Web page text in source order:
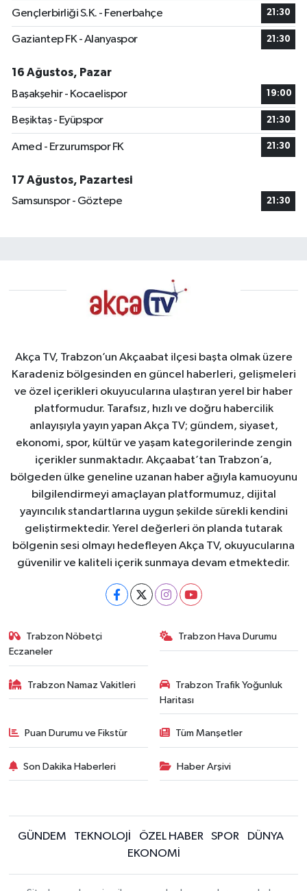
Gençlerbirliği S.K. - Fenerbahçe 21:30
Gaziantep FK - Alanyaspor 21:30
16 Ağustos, Pazar
Başakşehir - Kocaelispor
19:00
Beşiktaş - Eyüpspor 21:30
Amed - Erzurumspor FK 21:30
17 Ağustos, Pazartesi
Samsunspor - Göztepe
21:30
Akça TV, Trabzon’un Akçaabat ilçesi başta olmak üzere
Karadeniz bölgesinden en güncel haberleri, gelişmeleri
ve özel içerikleri okuyucularına ulaştıran yerel bir haber
platformudur. Tarafsız, hızlı ve doğru habercilik
anlayışıyla yayın yapan Akça TV; gündem, siyaset,
ekonomi, spor, kültür ve yaşam kategorilerinde zengin
içerikler sunmaktadır. Akçaabat’tan Trabzon’a,
bölgeden ülke geneline uzanan haber ağıyla kamuoyunu
bilgilendirmeyi amaçlayan platformumuz, dijital
yayıncılık standartlarına uygun şekilde sürekli kendini
geliştirmektedir. Yerel değerleri ön planda tutarak
bölgenin sesi olmayı hedefleyen Akça TV, okuyucularına
güvenilir ve kaliteli içerik sunmaya devam etmektedir.
Trabzon Nöbetçi
Eczaneler
Trabzon Hava Durumu
Trabzon Namaz Vakitleri
Trabzon Trafik Yoğunluk
Haritası
Puan Durumu ve Fikstür Tüm Manşetler
Son Dakika Haberleri Haber Arşivi
GÜNDEM TEKNOLOJİ ÖZEL HABER SPOR
DÜNYA
EKONOMİ